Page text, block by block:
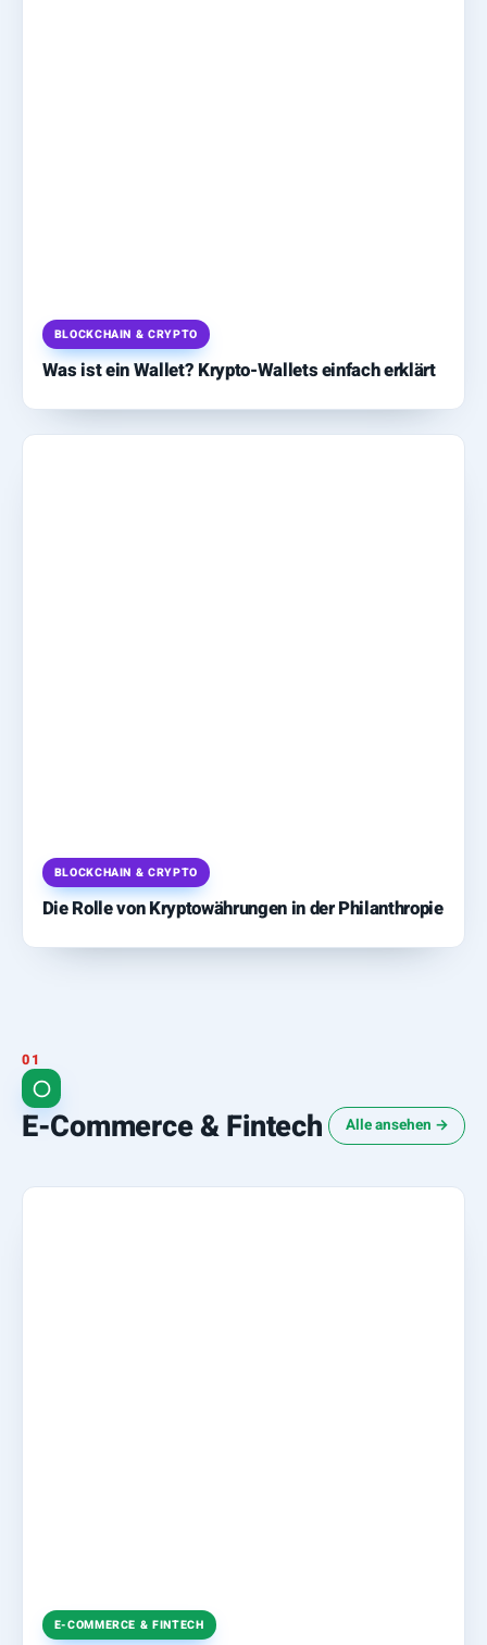
BLOCKCHAIN & CRYPTO
Was ist ein Wallet? Krypto-Wallets einfach erklärt
BLOCKCHAIN & CRYPTO
Die Rolle von Kryptowährungen in der Philanthropie
E-Commerce & Fintech Alle ansehen →
E-COMMERCE & FINTECH